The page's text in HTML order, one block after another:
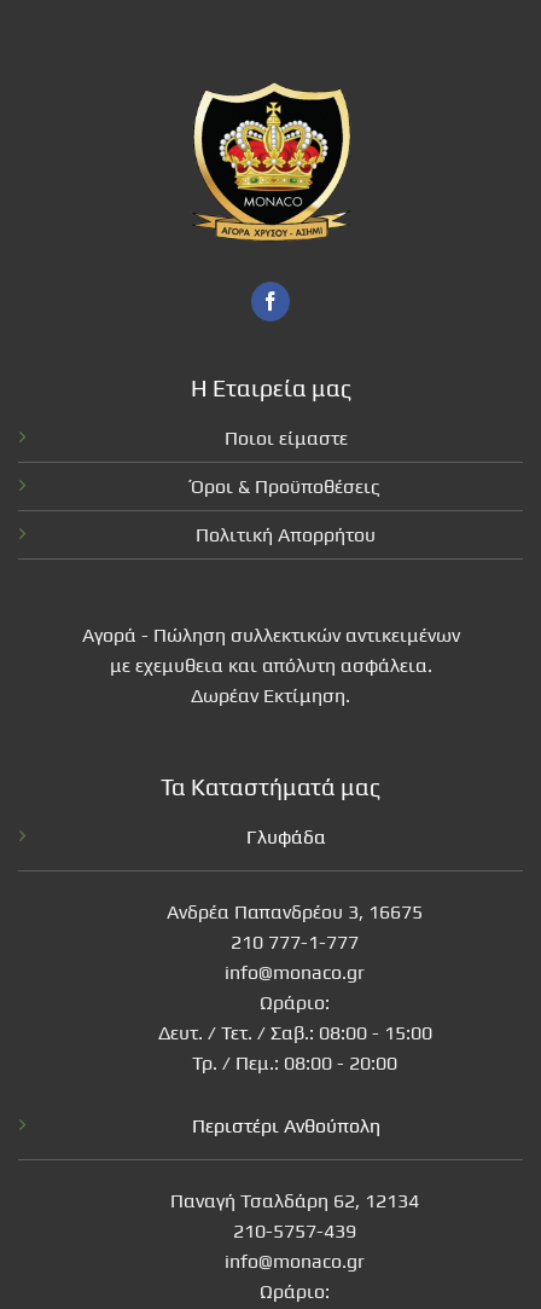
Η Εταιρεία μας
Ποιοι είμαστε
Όροι & Προϋποθέσεις
Πολιτική Απορρήτου
Αγορά - Πώληση συλλεκτικών αντικειμένων
με εχεμυθεια και απόλυτη ασφάλεια.
Δωρέαν Εκτίμηση.
Τα Καταστήματά μας
Γλυφάδα
Ανδρέα Παπανδρέου 3, 16675
210 777-1-777
info@monaco.gr
Ωράριο:
Δευτ. / Τετ. / Σαβ.: 08:00 - 15:00
Τρ. / Πεμ.: 08:00 - 20:00
Περιστέρι Ανθούπολη
Παναγή Τσαλδάρη 62, 12134
210-5757-439
info@monaco.gr
Ωράριο: